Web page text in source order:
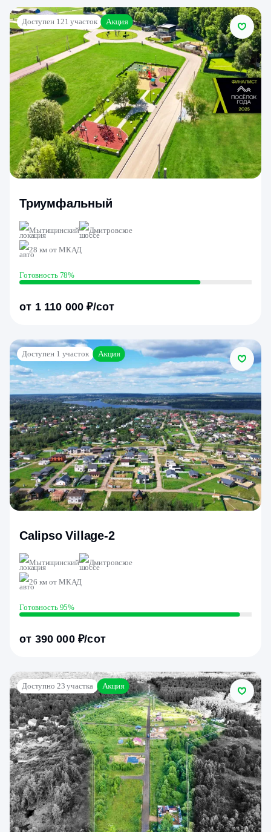
Доступен 121 участок Акция
Триумфальный
Мытищинский Дмитровское
28 км от МКАД
Готовность 78%
от 1 110 000 ₽/сот
Доступен 1 участок Акция
Calipso Village-2
Мытищинский Дмитровское
26 км от МКАД
Готовность 95%
от 390 000 ₽/сот
Доступно 23 участка Акция